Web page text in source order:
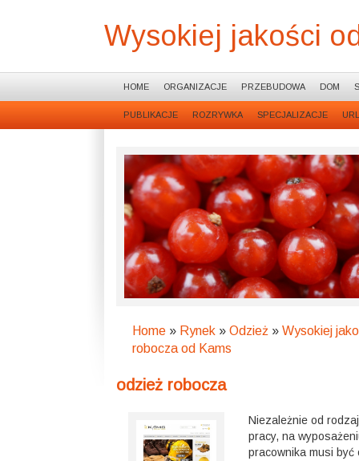
Wysokiej jakości
HOME ORGANIZACJE PRZEBUDOWA DOM
PUBLIKACJE ROZRYWKA SPECJALIZACJE
Home » Rynek » Odzież » Wysokiej
robocza od Kams
odzież robocza
Niezależnie od
pracy, na
pracownika musi być